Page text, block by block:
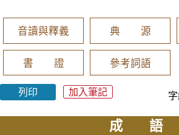
音讀與釋義 典 源
書 證 參考詞語
列印 加入筆記
成 語